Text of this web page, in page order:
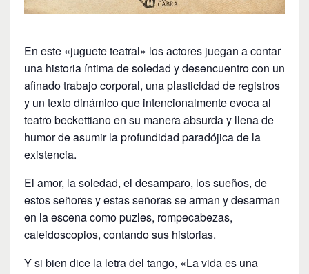
En este «juguete teatral» los actores juegan a contar
una historia íntima de soledad y desencuentro con un
afinado trabajo corporal, una plasticidad de registros
y un texto dinámico que intencionalmente evoca al
teatro beckettiano en su manera absurda y llena de
humor de asumir la profundidad paradójica de la
existencia.
El amor, la soledad, el desamparo, los sueños, de
estos señores y estas señoras se arman y desarman
en la escena como puzles, rompecabezas,
caleidoscopios, contando sus historias.
Y si bien dice la letra del tango, «La vida es una